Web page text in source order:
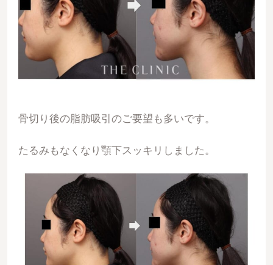
骨切り後の脂肪吸引のご要望も多いです。
たるみもなくなり顎下スッキリしました。